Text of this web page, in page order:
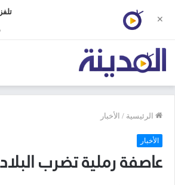
الرئيسية / الأخبار
الأخبار
عاصفة رملية تضرب البلاد
✕